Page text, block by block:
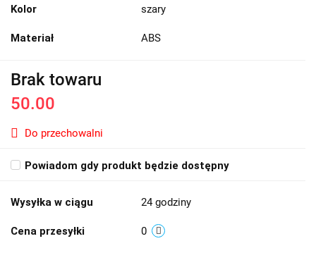
Kolor szary
Materiał ABS
Brak towaru
50.00
Do przechowalni
Powiadom gdy produkt będzie dostępny
Wysyłka w ciągu 24 godziny
Cena przesyłki 0